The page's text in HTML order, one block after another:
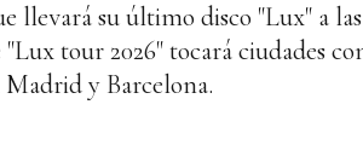
llevará su último disco "Lux" a
tour 2026" tocará ciudades
Madrid y Barcelona.